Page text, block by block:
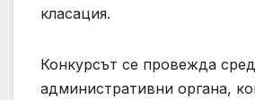
класация.
Конкурсът се провежда
административни органа,